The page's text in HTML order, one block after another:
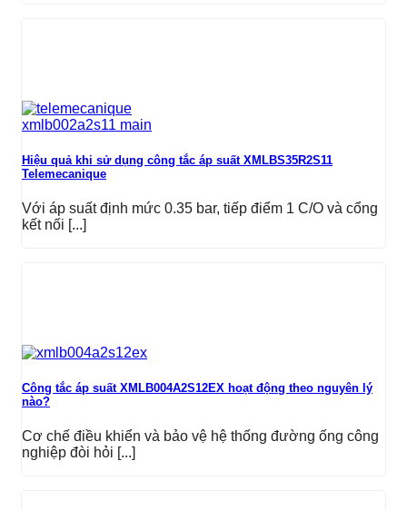
Hiệu quả khi sử dụng công tắc áp suất XMLBS35R2S11
Telemecanique
Với áp suất định mức 0.35 bar, tiếp điểm 1 C/O và cổng
kết nối [...]
Công tắc áp suất XMLB004A2S12EX hoạt động theo nguyên lý
nào?
Cơ chế điều khiển và bảo vệ hệ thống đường ống công
nghiệp đòi hỏi [...]